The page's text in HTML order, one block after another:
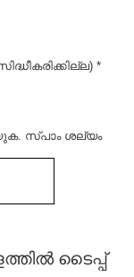
*
സ്പാം ശല്യം
ടൈപ്പ്